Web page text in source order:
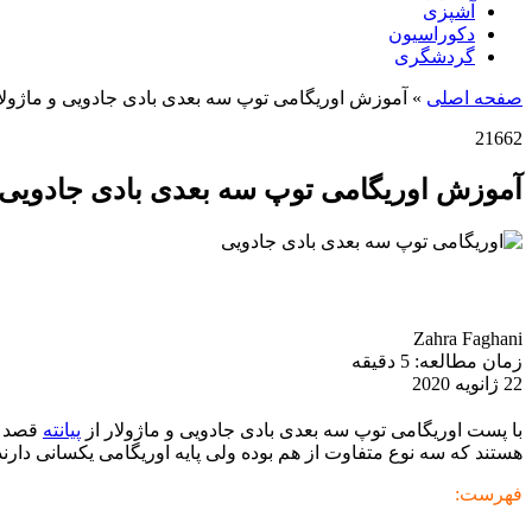
آشپزی
دکوراسیون
گردشگری
صفحه اصلی » آموزش اوریگامی توپ سه بعدی بادی جادویی و
21662
آموزش اوریگامی توپ سه بعدی بادی جادویی
Zahra Faghani
زمان مطالعه: 5 دقیقه
22 ژانویه 2020
با پست اوریگامی توپ سه بعدی بادی جادویی و ماژولار از پیانته قصد
هستند که سه نوع متفاوت از هم بوده ولی پایه اوریگامی یکسانی
فهرست: